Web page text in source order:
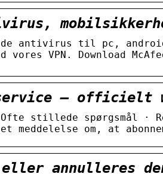
antivirus til pc,
vores VPN. Download
– officielt
Ofte stillede spørgsmål ·
meddelelse om, at
eller annulleres